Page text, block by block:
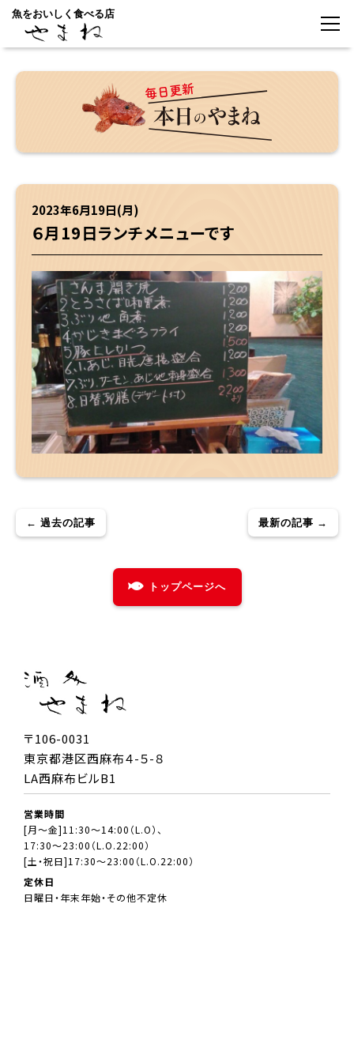
魚をおいしく食べる店
2023年6月19日(月)
６月19日ランチメニューです
← 過去の記事 最新の記事 →
トップページへ
〒106-0031
東京都港区西麻布４-５-８
LA西麻布ビルB1
営業時間
[月～金]11:30～14:00（L.O）、
17:30～23:00（L.O.22:00）
[土・祝日]17:30～23:00（L.O.22:00）
定休日
日曜日・年末年始・その他不定休